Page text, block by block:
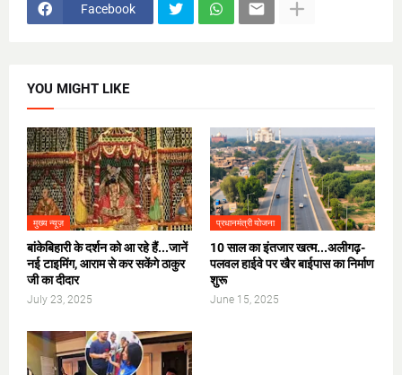
Facebook
YOU MIGHT LIKE
मुख्य न्यूज़
बांकेबिहारी के दर्शन को आ रहे हैं...जानें
नई टाइमिंग, आराम से कर सकेंगे ठाकुर
जी का दीदार
July 23, 2025
प्रधानमंत्री योजना
10 साल का इंतजार खत्म...अलीगढ़-
पलवल हाईवे पर खैर बाईपास का निर्माण
शुरू
June 15, 2025